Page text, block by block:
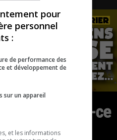
Poirier: Est-ce
y a une
pour
personnel
:
de performance des
et développement de
sur un appareil
et les informations